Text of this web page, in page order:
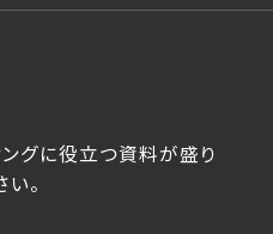
グに役立つ資料が盛り
。